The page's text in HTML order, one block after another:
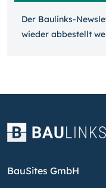
Der Baulinks-
wieder ab­bestellt
BauSites GmbH